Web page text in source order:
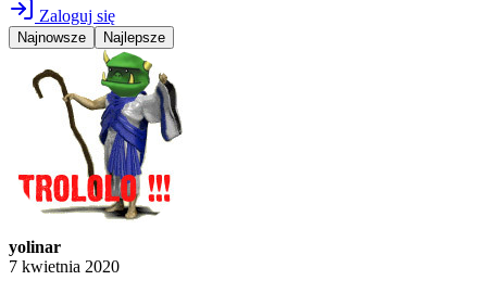
Zaloguj się
Najnowsze Najlepsze
yolinar
7 kwietnia 2020